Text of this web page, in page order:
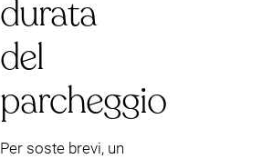
durata
del
parcheggio
Per soste brevi, un